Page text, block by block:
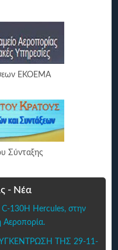
ΕΚΟΕΜΑ
Σύνταξης
- Νέα
C-130H Hercules, στην
Αεροπορία.
ΤΗΣ 29-11-